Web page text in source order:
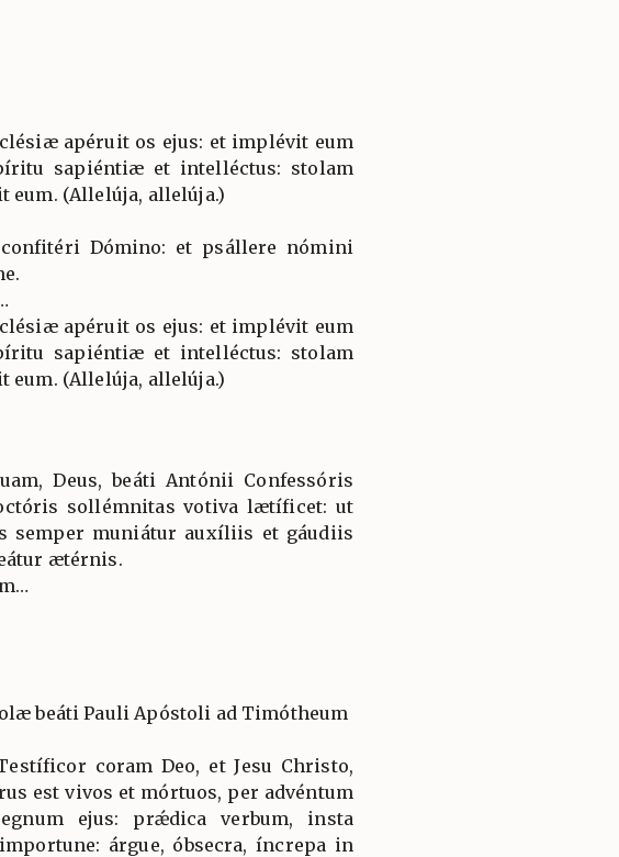
apéruit os ejus: et implévit eum
sapiéntiæ et intelléctus: stolam
(Allelúja, allelúja.)
Dómino: et psállere nómini
apéruit os ejus: et implévit eum
sapiéntiæ et intelléctus: stolam
(Allelúja, allelúja.)
Deus, beáti Antónii Confessóris
sollémnitas votiva lætíficet: ut
semper muniátur auxíliis et gáudiis
ætérnis.
beáti Pauli Apóstoli ad Timótheum
coram Deo, et Jesu Christo,
est vivos et mórtuos, per advéntum
ejus: prǽdica verbum, insta
árgue, óbsecra, íncrepa in